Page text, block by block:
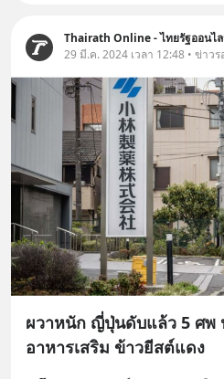
Thairath Online - ไทยรัฐออนไ
29 มี.ค. 2024 เวลา 12:48 • ข่าว
ผวาหนัก ญี่ปุ่นดับแล้ว 5 ศพ
อาหารเสริม ข้าวยีสต์แดง